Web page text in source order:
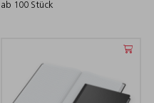
ab 100 Stück